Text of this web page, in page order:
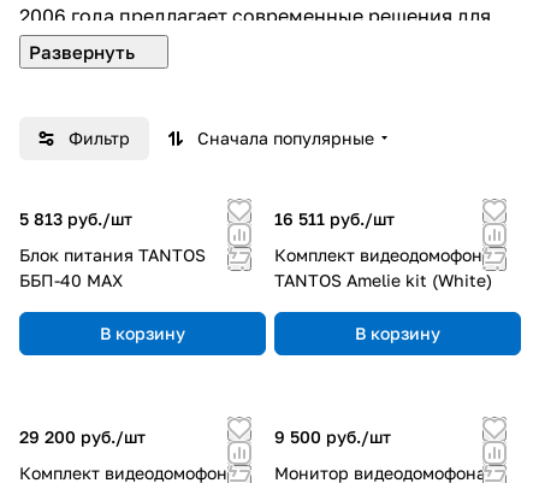
2006 года предлагает современные решения для
дома, офиса и промышленных объектов. Мы
сочетаем инновационные технологии, надёжность
максимальную защиту и удобство пользователей.
Что мы предлагаем:
Системы видеонаблюдения:IP‑ и AHD‑камеры
(цилиндрические, купольные, PTZ),
видеорегистраторы, видеосерверы и комплекты
Домофонные системы:аудио‑ и видеодомофоны,
SIP‑трубки, панели с биометрией (iLexa), мониторы
Фильтр Сначала популярные
5 813 руб./шт
Блок питания TANTOS
ББП-40 MAX
В корзину
16 511 руб./шт
Комплект видеодомофона
TANTOS Amelie kit (White)
В корзину
29 200 руб./шт
Комплект видеодомофона
9 500 руб./шт
Монитор видеодомофона